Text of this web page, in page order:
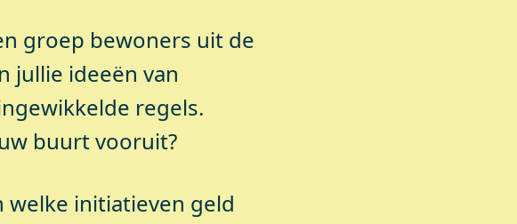
groep bewoners uit de
jullie ideeën van
regels.
buurt vooruit?
welke initiatieven geld